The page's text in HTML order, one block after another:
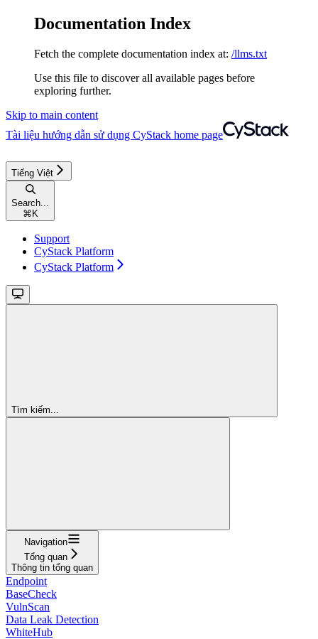
Documentation Index
Fetch the complete documentation index at: /llms.txt
Use this file to discover all available pages before
exploring further.
Skip to main content
Tài liệu hướng dẫn sử dụng CyStack home page
Tiếng Việt
Search...
⌘ K
Support
CyStack Platform
CyStack Platform
Tìm kiếm...
Navigation
Tổng quan
Thông tin tổng quan
Endpoint
BaseCheck
VulnScan
Data Leak Detection
WhiteHub